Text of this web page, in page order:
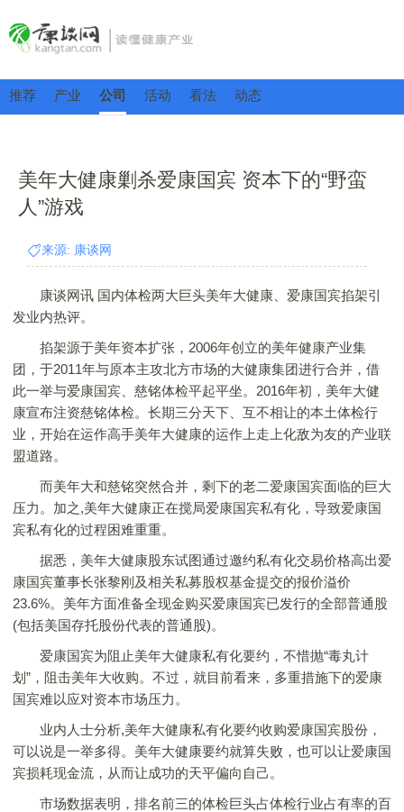
推荐 产业 公司 活动 看法 动态
美年大健康剿杀爱康国宾 资本下的“野蛮
人”游戏
来源: 康谈网
康谈网讯 国内体检两大巨头美年大健康、爱康国宾掐架引
发业内热评。
掐架源于美年资本扩张，2006年创立的美年健康产业集
团，于2011年与原本主攻北方市场的大健康集团进行合并，借
此一举与爱康国宾、慈铭体检平起平坐。2016年初，美年大健
康宣布注资慈铭体检。长期三分天下、互不相让的本土体检行
业，开始在运作高手美年大健康的运作上走上化敌为友的产业联
盟道路。
而美年大和慈铭突然合并，剩下的老二爱康国宾面临的巨大
压力。加之,美年大健康正在搅局爱康国宾私有化，导致爱康国
宾私有化的过程困难重重。
据悉，美年大健康股东试图通过邀约私有化交易价格高出爱
康国宾董事长张黎刚及相关私募股权基金提交的报价溢价
23.6%。美年方面准备全现金购买爱康国宾已发行的全部普通股
(包括美国存托股份代表的普通股)。
爱康国宾为阻止美年大健康私有化要约，不惜抛“毒丸计
划”，阻击美年大收购。不过，就目前看来，多重措施下的爱康
国宾难以应对资本市场压力。
业内人士分析,美年大健康私有化要约收购爱康国宾股份，
可以说是一举多得。美年大健康要约就算失败，也可以让爱康国
宾损耗现金流，从而让成功的天平偏向自己。
市场数据表明，排名前三的体检巨头占体检行业占有率的百